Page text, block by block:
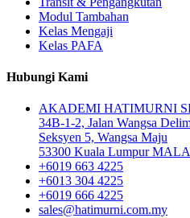
Modul Tambahan
Kelas Mengaji
Kelas PAFA
Hubungi Kami
AKADEMI HATIMURNI
34B-1-2, Jalan Wangsa
Seksyen 5, Wangsa Maju
53300 Kuala Lumpur
+6019 663 4225
+6013 304 4225
+6019 666 4225
sales@hatimurni.com.my